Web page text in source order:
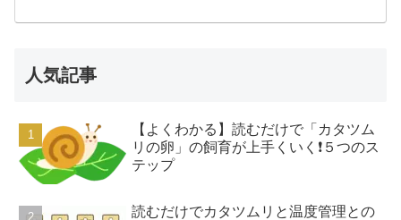
人気記事
【よくわかる】読むだけで「カタツム
リの卵」の飼育が上手くいく❗️５つのス
テップ
読むだけでカタツムリと温度管理との